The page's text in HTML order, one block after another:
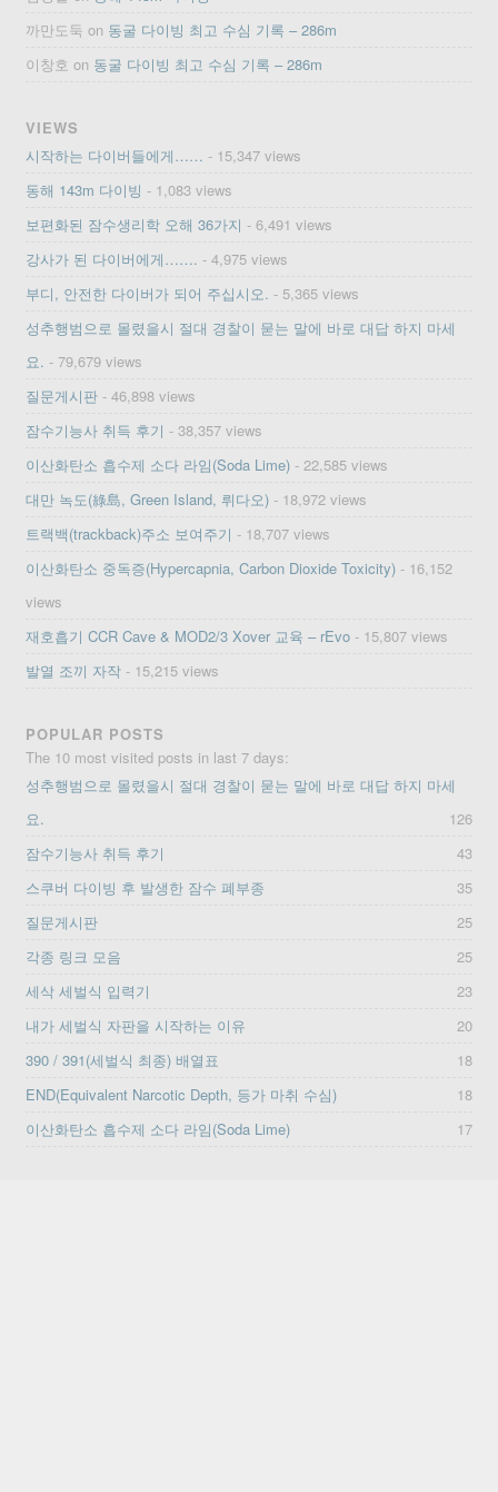
까만도둑 on 동굴 다이빙 최고 수심 기록 – 286m
이창호 on 동굴 다이빙 최고 수심 기록 – 286m
VIEWS
시작하는 다이버들에게…… - 15,347 views
동해 143m 다이빙 - 1,083 views
보편화된 잠수생리학 오해 36가지 - 6,491 views
강사가 된 다이버에게……. - 4,975 views
부디, 안전한 다이버가 되어 주십시오. - 5,365 views
성추행범으로 몰렸을시 절대 경찰이 묻는 말에 바로 대답 하지 마세
요. - 79,679 views
질문게시판 - 46,898 views
잠수기능사 취득 후기 - 38,357 views
이산화탄소 흡수제 소다 라임(Soda Lime) - 22,585 views
대만 녹도(綠島, Green Island, 뤼다오) - 18,972 views
트랙백(trackback)주소 보여주기 - 18,707 views
이산화탄소 중독증(Hypercapnia, Carbon Dioxide Toxicity) - 16,152
views
재호흡기 CCR Cave & MOD2/3 Xover 교육 – rEvo - 15,807 views
발열 조끼 자작 - 15,215 views
POPULAR POSTS
The 10 most visited posts in last 7 days:
성추행범으로 몰렸을시 절대 경찰이 묻는 말에 바로 대답 하지 마세
요.
126
잠수기능사 취득 후기
43
스쿠버 다이빙 후 발생한 잠수 폐부종
35
질문게시판
25
각종 링크 모음
25
세삭 세벌식 입력기
23
내가 세벌식 자판을 시작하는 이유
20
390 / 391(세벌식 최종) 배열표
18
END(Equivalent Narcotic Depth, 등가 마취 수심)
18
이산화탄소 흡수제 소다 라임(Soda Lime)
17